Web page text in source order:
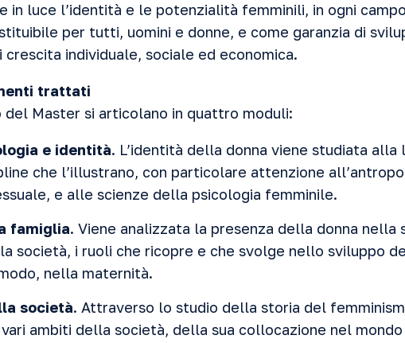
in luce l’identità e le potenzialità femminili, in ogni
per tutti, uomini e donne, e come garanzia di
individuale, sociale ed economica.
trattati
del Master si articolano in quattro moduli:
e identità. L’identità della donna viene studiata alla
che l’illustrano, con particolare attenzione
e alle scienze della psicologia femminile.
famiglia. Viene analizzata la presenza della donna nella
società, i ruoli che ricopre e che svolge nello sviluppo
nella maternità.
società. Attraverso lo studio della storia del
ambiti della società, della sua collocazione nel